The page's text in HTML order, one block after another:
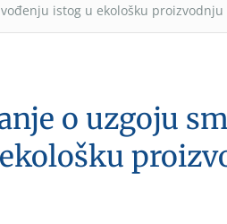
istog u ekološku proizvodnju
o uzgoju